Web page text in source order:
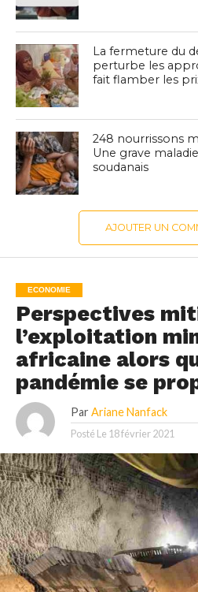
La fermeture du
perturbe les
fait flamber les
248 nourrissons
Une grave
soudanais
AJOUTER UN
ECONOMIE
Perspectives
l’exploitation
africaine alors
pandémie se
Par Ariane Nanfack
Posté Le 18 février 2021